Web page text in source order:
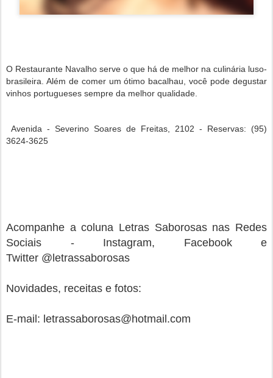
O Restaurante Navalho serve o que há de melhor na culinária luso-
brasileira. Além de comer um ótimo bacalhau, você pode degustar
vinhos portugueses sempre da melhor qualidade.
Avenida - Severino Soares de Freitas, 2102 - Reservas: (95)
3624-3625
Acompanhe a coluna Letras Saborosas nas Redes
Sociais - Instagram, Facebook e
Twitter @letrassaborosas
Novidades, receitas e fotos:
E-mail: letrassaborosas@hotmail.com